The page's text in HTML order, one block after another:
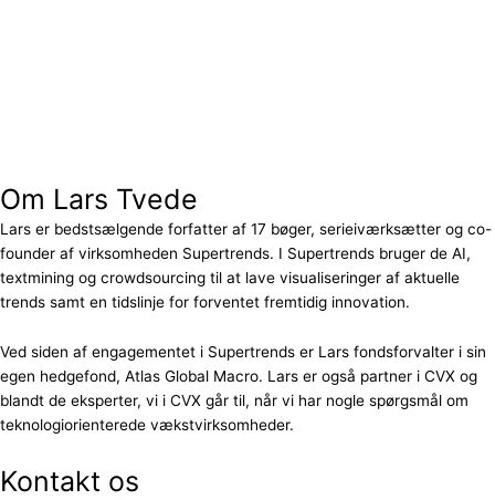
Om Lars Tvede
Lars er bedstsælgende forfatter af 17 bøger, serieiværksætter og co-
founder af virksomheden Supertrends. I Supertrends bruger de AI,
textmining og crowdsourcing til at lave visualiseringer af aktuelle
trends samt en tidslinje for forventet fremtidig innovation.
Ved siden af engagementet i Supertrends er Lars fondsforvalter i sin
egen hedgefond, Atlas Global Macro. Lars er også partner i CVX og
blandt de eksperter, vi i CVX går til, når vi har nogle spørgsmål om
teknologiorienterede vækstvirksomheder.
Kontakt os